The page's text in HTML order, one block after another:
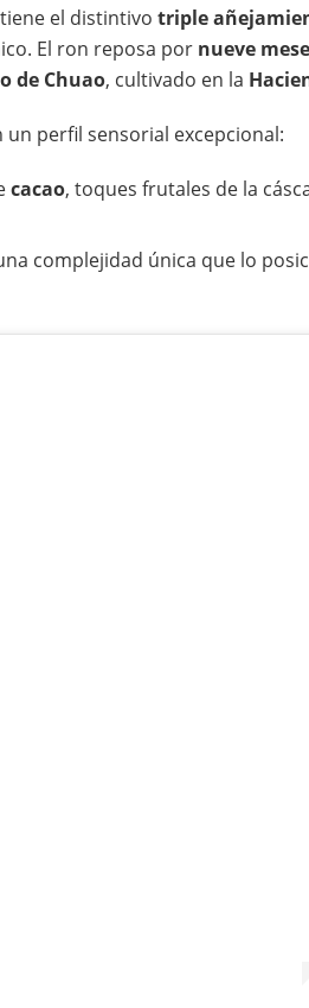
el distintivo triple
El ron reposa por nueve
de Chuao, cultivado en la
un perfil sensorial excepcional:
cacao, toques frutales de la
complejidad única que lo